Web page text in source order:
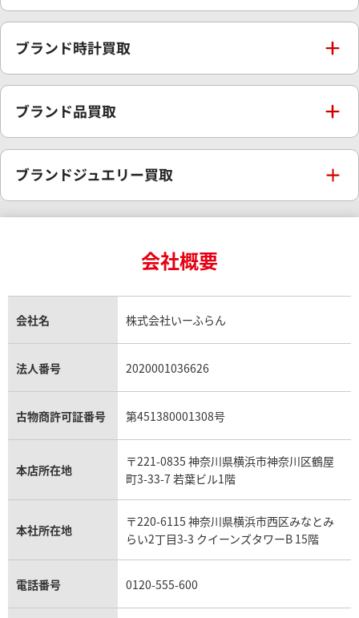
金の相場価格情報
金の参考買取価格一覧
インゴットの相場価格情報
18金の相場価格情報
金のアクセサリー買取
貴金属買取
プラチナ買取
宝石・ジュエリー買取
ダイヤモンド買取
ダイヤモンド・宝石の参考価格一覧
サファイア買取
ルビー買取
ヒスイ買取
トパーズ買取
タンザナイト買取
アメジスト買取
ブランド時計買取
ロレックス買取
ロレックス デイトナ買取
ロレックス サブマリーナー買取
ロレックス エクスプローラー買取
ロレックス デイトジャスト買取
ロレックス 買取の参考価格一覧
パテック フィリップ買取
パテック フィリップノーチラス買取
ブランド品買取
ルイ・ヴィトン買取
ルイ・ヴィトン買取の参考価格一覧
エルメス買取
エルメス バーキン買取
エルメス ケリー買取
エルメス買取の参考価格一覧
シャネル買取
シャネル マトラッセ買取
ブランドジュエリー買取
ブルガリ買取
クロムハーツ買取
フレッド買取
ショーメ買取
会社概要
会社名 株式会社いーふらん
法人番号 2020001036626
古物商許可証番号 第451380001308号
本店所在地
〒221-0835 神奈川県横浜市神奈川区鶴屋
町3-33-7 若葉ビル1階
本社所在地
〒220-6115 神奈川県横浜市西区みなとみ
らい2丁目3-3 クイーンズタワーB 15階
電話番号 0120-555-600